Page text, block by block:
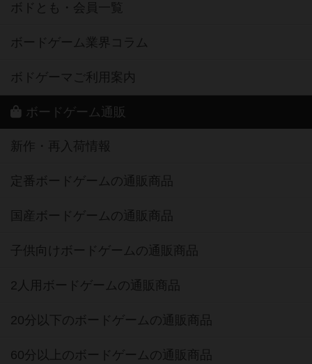
ボドとも・会員一覧
ボードゲーム業界コラム
ボドゲーマご利用案内
ボードゲーム通販
新作・再入荷情報
定番ボードゲームの通販商品
国産ボードゲームの通販商品
子供向けボードゲームの通販商品
2人用ボードゲームの通販商品
20分以下のボードゲームの通販商品
60分以上のボードゲームの通販商品